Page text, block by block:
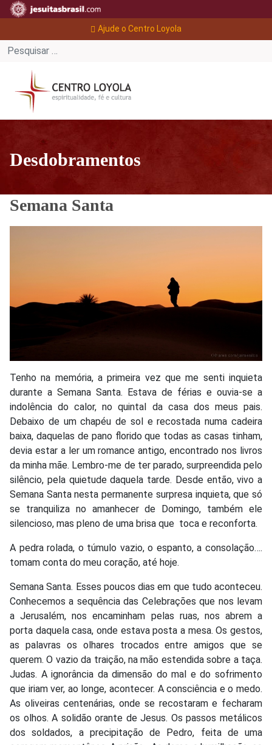
Ajude o Centro Loyola
Desdobramentos
Semana Santa
Tenho na memória, a primeira vez que me senti inquieta
durante a Semana Santa. Estava de férias e ouvia-se a
indolência do calor, no quintal da casa dos meus pais.
Debaixo de um chapéu de sol e recostada numa cadeira
baixa, daquelas de pano florido que todas as casas tinham,
devia estar a ler um romance antigo, encontrado nos livros
da minha mãe. Lembro-me de ter parado, surpreendida pelo
silêncio, pela quietude daquela tarde. Desde então, vivo a
Semana Santa nesta permanente surpresa inquieta, que só
se tranquiliza no amanhecer de Domingo, também ele
silencioso, mas pleno de uma brisa que toca e reconforta.
A pedra rolada, o túmulo vazio, o espanto, a consolação….
tomam conta do meu coração, até hoje.
Semana Santa. Esses poucos dias em que tudo aconteceu.
Conhecemos a sequência das Celebrações que nos levam
a Jerusalém, nos encaminham pelas ruas, nos abrem a
porta daquela casa, onde estava posta a mesa. Os gestos,
as palavras os olhares trocados entre amigos que se
querem. O vazio da traição, na mão estendida sobre a taça.
Judas. A ignorância da dimensão do mal e do sofrimento
que iriam ver, ao longe, acontecer. A consciência e o medo.
As oliveiras centenárias, onde se recostaram e fecharam
os olhos. A solidão orante de Jesus. Os passos metálicos
dos soldados, a precipitação de Pedro, feita de uma